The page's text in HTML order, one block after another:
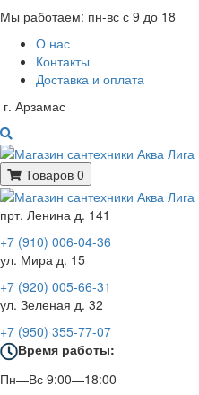
Мы работаем: пн-вс с 9 до 18
О нас
Контакты
Доставка и оплата
г. Арзамас
Товаров 0
прт. Ленина д. 141
+7 (910) 006-04-36
ул. Мира д. 15
+7 (920) 005-66-31
ул. Зеленая д. 32
+7 (950) 355-77-07
Время работы:
Пн—Вс 9:00—18:00